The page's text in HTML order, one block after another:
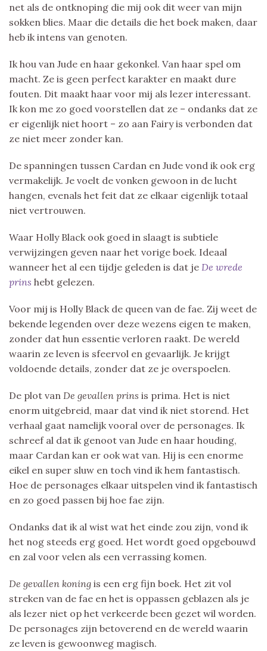
net als de ontknoping die mij ook dit weer van mijn
sokken blies. Maar die details die het boek maken, daar
heb ik intens van genoten.
Ik hou van Jude en haar gekonkel. Van haar spel om
macht. Ze is geen perfect karakter en maakt dure
fouten. Dit maakt haar voor mij als lezer interessant.
Ik kon me zo goed voorstellen dat ze – ondanks dat ze
er eigenlijk niet hoort – zo aan Fairy is verbonden dat
ze niet meer zonder kan.
De spanningen tussen Cardan en Jude vond ik ook erg
vermakelijk. Je voelt de vonken gewoon in de lucht
hangen, evenals het feit dat ze elkaar eigenlijk totaal
niet vertrouwen.
Waar Holly Black ook goed in slaagt is subtiele
verwijzingen geven naar het vorige boek. Ideaal
wanneer het al een tijdje geleden is dat je De wrede
prins hebt gelezen.
Voor mij is Holly Black de queen van de fae. Zij weet de
bekende legenden over deze wezens eigen te maken,
zonder dat hun essentie verloren raakt. De wereld
waarin ze leven is sfeervol en gevaarlijk. Je krijgt
voldoende details, zonder dat ze je overspoelen.
De plot van De gevallen prins is prima. Het is niet
enorm uitgebreid, maar dat vind ik niet storend. Het
verhaal gaat namelijk vooral over de personages. Ik
schreef al dat ik genoot van Jude en haar houding,
maar Cardan kan er ook wat van. Hij is een enorme
eikel en super sluw en toch vind ik hem fantastisch.
Hoe de personages elkaar uitspelen vind ik fantastisch
en zo goed passen bij hoe fae zijn.
Ondanks dat ik al wist wat het einde zou zijn, vond ik
het nog steeds erg goed. Het wordt goed opgebouwd
en zal voor velen als een verrassing komen.
De gevallen koning is een erg fijn boek. Het zit vol
streken van de fae en het is oppassen geblazen als je
als lezer niet op het verkeerde been gezet wil worden.
De personages zijn betoverend en de wereld waarin
ze leven is gewoonweg magisch.